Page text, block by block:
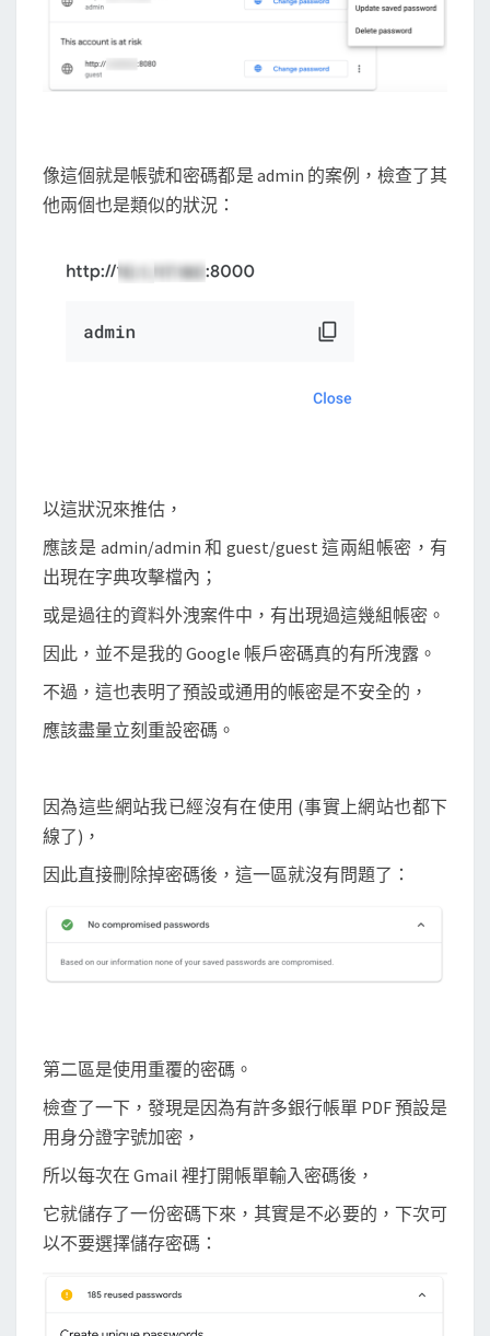
像這個就是帳號和密碼都是 admin 的案例，檢查了其
他兩個也是類似的狀況：
以這狀況來推估，
應該是 admin/admin 和 guest/guest 這兩組帳密，有
出現在字典攻擊檔內；
或是過往的資料外洩案件中，有出現過這幾組帳密。
因此，並不是我的 Google 帳戶密碼真的有所洩露。
不過，這也表明了預設或通用的帳密是不安全的，
應該盡量立刻重設密碼。
因為這些網站我已經沒有在使用 (事實上網站也都下
線了)，
因此直接刪除掉密碼後，這一區就沒有問題了：
第二區是使用重覆的密碼。
檢查了一下，發現是因為有許多銀行帳單 PDF 預設是
用身分證字號加密，
所以每次在 Gmail 裡打開帳單輸入密碼後，
它就儲存了一份密碼下來，其實是不必要的，下次可
以不要選擇儲存密碼：